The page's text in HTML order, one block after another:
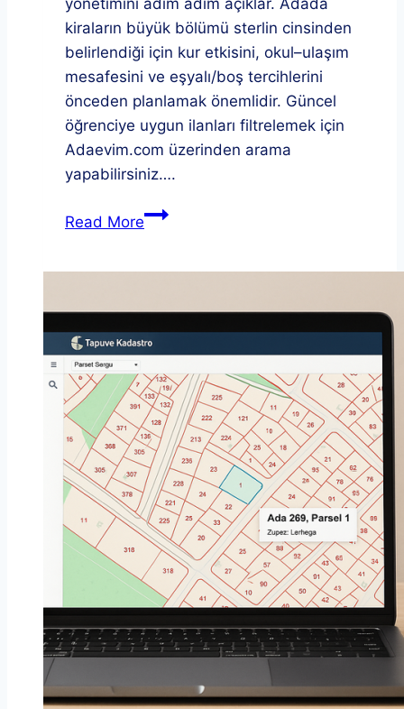
yönetimini adım adım açıklar. Adada
kiraların büyük bölümü sterlin cinsinden
belirlendiği için kur etkisini, okul–ulaşım
mesafesini ve eşyalı/boş tercihlerini
önceden planlamak önemlidir. Güncel
öğrenciye uygun ilanları filtrelemek için
Adaevim.com üzerinden arama
yapabilirsiniz….
Read MoreKKTC
rehberi